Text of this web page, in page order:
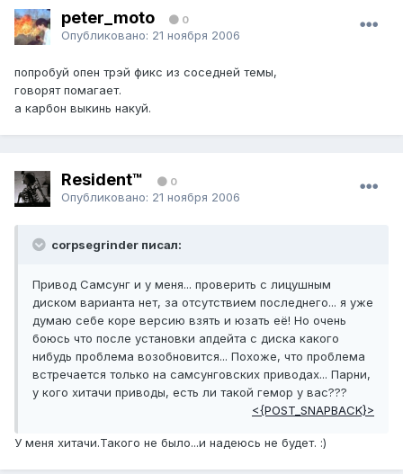
peter_moto 0
Опубликовано: 21 ноября 2006
попробуй опен трэй фикс из соседней темы,
говорят помагает.
а карбон выкинь накуй.
Resident™ 0
Опубликовано: 21 ноября 2006
corpsegrinder писал:
Привод Самсунг и у меня... проверить с лицушным
диском варианта нет, за отсутствием последнего... я уже
думаю себе коре версию взять и юзать её! Но очень
боюсь что после установки апдейта с диска какого
нибудь проблема возобновится... Похоже, что проблема
встречается только на самсунговских приводах... Парни,
у кого хитачи приводы, есть ли такой гемор у вас???
<{POST_SNAPBACK}>
У меня хитачи.Такого не было...и надеюсь не будет. :)